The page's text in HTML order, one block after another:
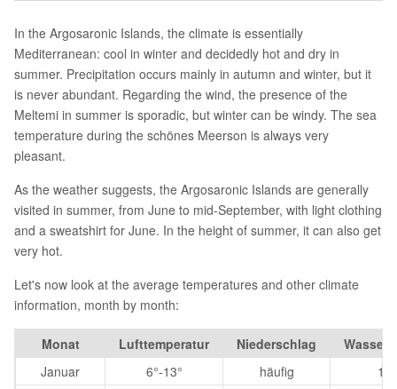
In the Argosaronic Islands, the climate is essentially
Mediterranean: cool in winter and decidedly hot and dry in
summer. Precipitation occurs mainly in autumn and winter, but it
is never abundant. Regarding the wind, the presence of the
Meltemi in summer is sporadic, but winter can be windy. The sea
temperature during the schönes Meerson is always very
pleasant.
As the weather suggests, the Argosaronic Islands are generally
visited in summer, from June to mid-September, with light clothing
and a sweatshirt for June. In the height of summer, it can also get
very hot.
Let's now look at the average temperatures and other climate
information, month by month:
Monat Lufttemperatur Niederschlag
Januar
6°-13° häufig